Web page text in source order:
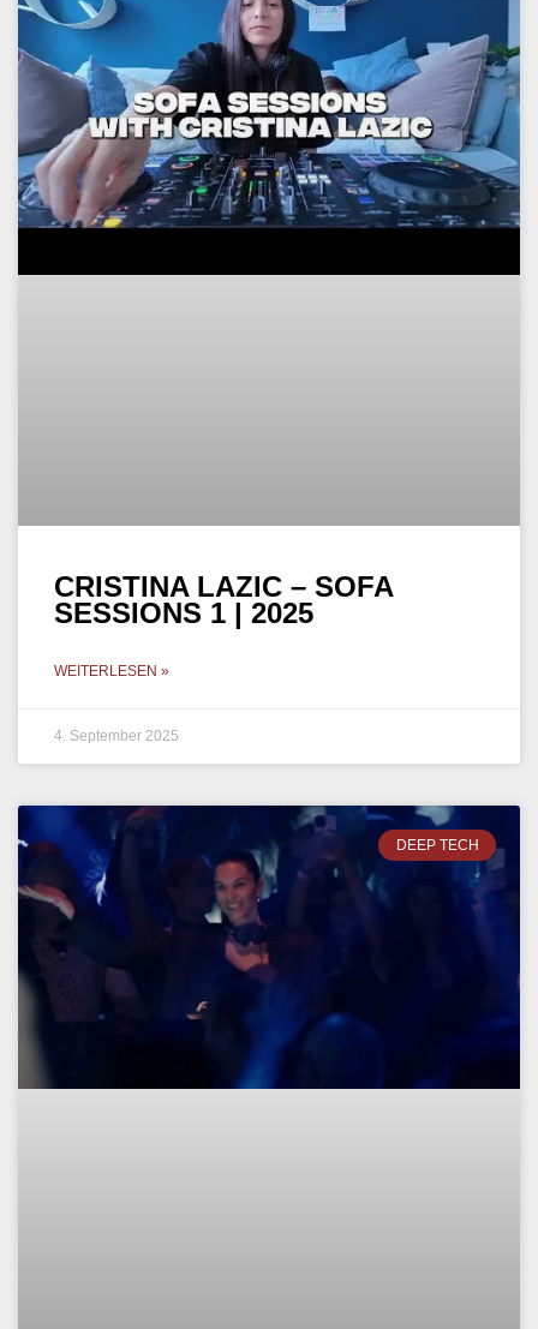
CRISTINA LAZIC – SOFA
SESSIONS 1 | 2025
WEITERLESEN »
4. September 2025
DEEP TECH